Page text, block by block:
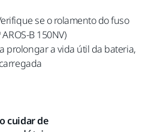
se o rolamento do fuso
B 150NV)
prolongar a vida útil da bateria,
cuidar de